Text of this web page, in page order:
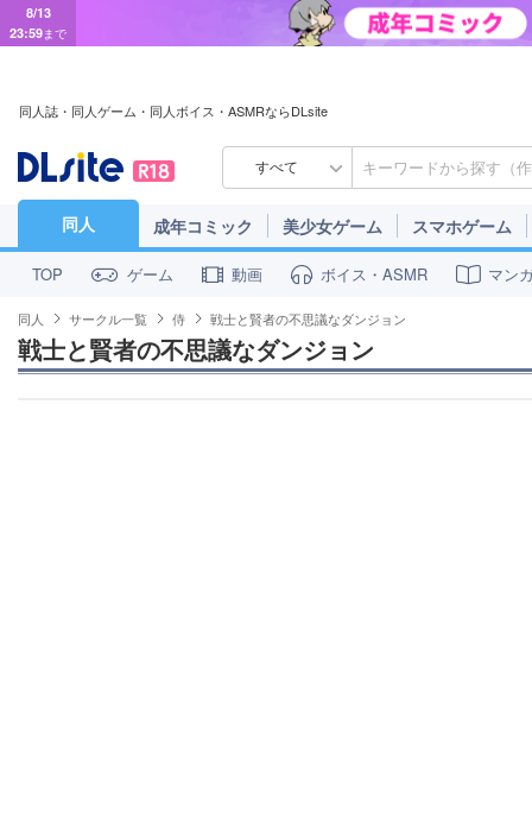
8/13
23:59まで
同人誌・同人ゲーム・同人ボイス・ASMRならDLsite
すべて
同人 成年コミック 美少女ゲーム スマホゲーム
TOP ゲーム 動画 ボイス・ASMR マン
同人 サークル一覧 侍 戦士と賢者の不思議なダンジョン
戦士と賢者の不思議なダンジョン